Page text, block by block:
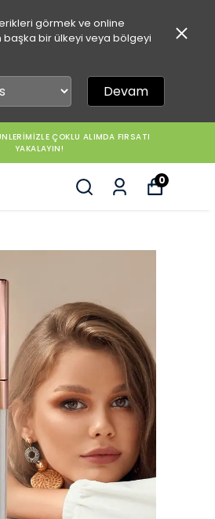
görmek ve online
başka bir ülkeyi veya bölgeyi
Devam
ÇOKLU ALIMDA FIRSATI
YAKALAYIN!
0